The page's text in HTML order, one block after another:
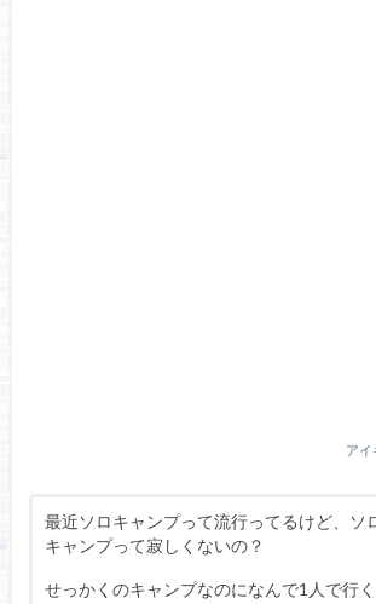
アイ
最近ソロキャンプって流行ってるけど、ソ
キャンプって寂しくないの？
せっかくのキャンプなのになんで1人で行く